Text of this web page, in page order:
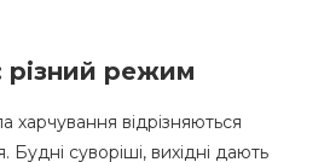
різний режим
харчування відрізняються
суворіші, вихідні дають